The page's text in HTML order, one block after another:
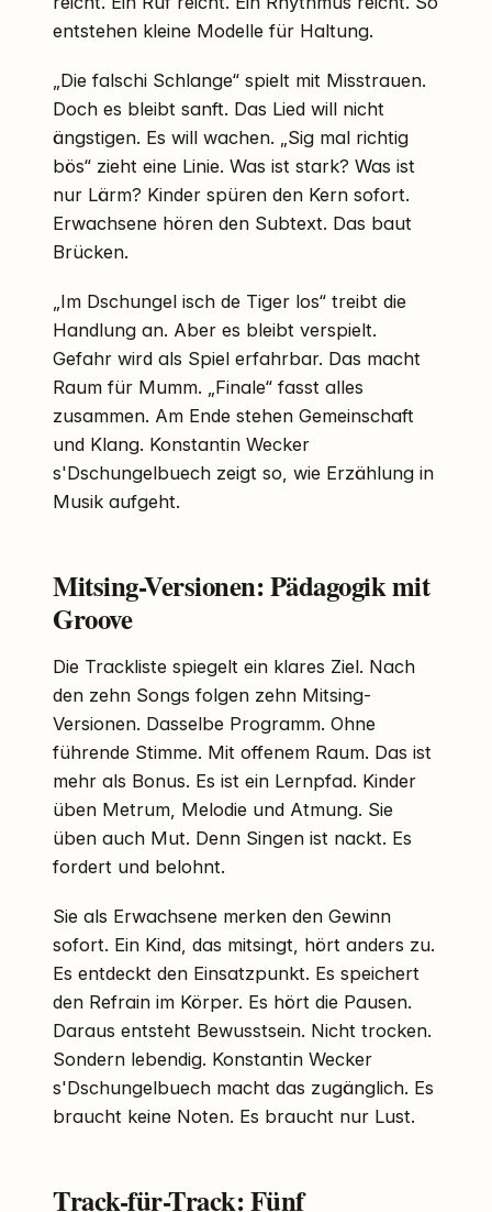
entstehen kleine Modelle für Haltung.
„Die falschi Schlange“ spielt mit Misstrauen.
Doch es bleibt sanft. Das Lied will nicht
ängstigen. Es will wachen. „Sig mal richtig
bös“ zieht eine Linie. Was ist stark? Was ist
nur Lärm? Kinder spüren den Kern sofort.
Erwachsene hören den Subtext. Das baut
Brücken.
„Im Dschungel isch de Tiger los“ treibt die
Handlung an. Aber es bleibt verspielt.
Gefahr wird als Spiel erfahrbar. Das macht
Raum für Mumm. „Finale“ fasst alles
zusammen. Am Ende stehen Gemeinschaft
und Klang. Konstantin Wecker
s'Dschungelbuech zeigt so, wie Erzählung in
Musik aufgeht.
Mitsing-Versionen: Pädagogik mit
Groove
Die Trackliste spiegelt ein klares Ziel. Nach
den zehn Songs folgen zehn Mitsing-
Versionen. Dasselbe Programm. Ohne
führende Stimme. Mit offenem Raum. Das ist
mehr als Bonus. Es ist ein Lernpfad. Kinder
üben Metrum, Melodie und Atmung. Sie
üben auch Mut. Denn Singen ist nackt. Es
fordert und belohnt.
Sie als Erwachsene merken den Gewinn
sofort. Ein Kind, das mitsingt, hört anders zu.
Es entdeckt den Einsatzpunkt. Es speichert
den Refrain im Körper. Es hört die Pausen.
Daraus entsteht Bewusstsein. Nicht trocken.
Sondern lebendig. Konstantin Wecker
s'Dschungelbuech macht das zugänglich. Es
braucht keine Noten. Es braucht nur Lust.
Track-für-Track: Fünf